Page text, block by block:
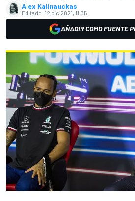
Alex Kalinauckas
Editado: 12 dic 2021, 11:35
AÑADIR COMO FUENTE